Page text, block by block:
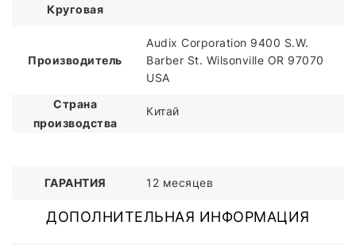
Круговая
Производитель
Audix Corporation 9400 S.W.
Barber St. Wilsonville OR 97070
USA
Страна
производства
Китай
ГАРАНТИЯ 12 месяцев
ДОПОЛНИТЕЛЬНАЯ ИНФОРМАЦИЯ